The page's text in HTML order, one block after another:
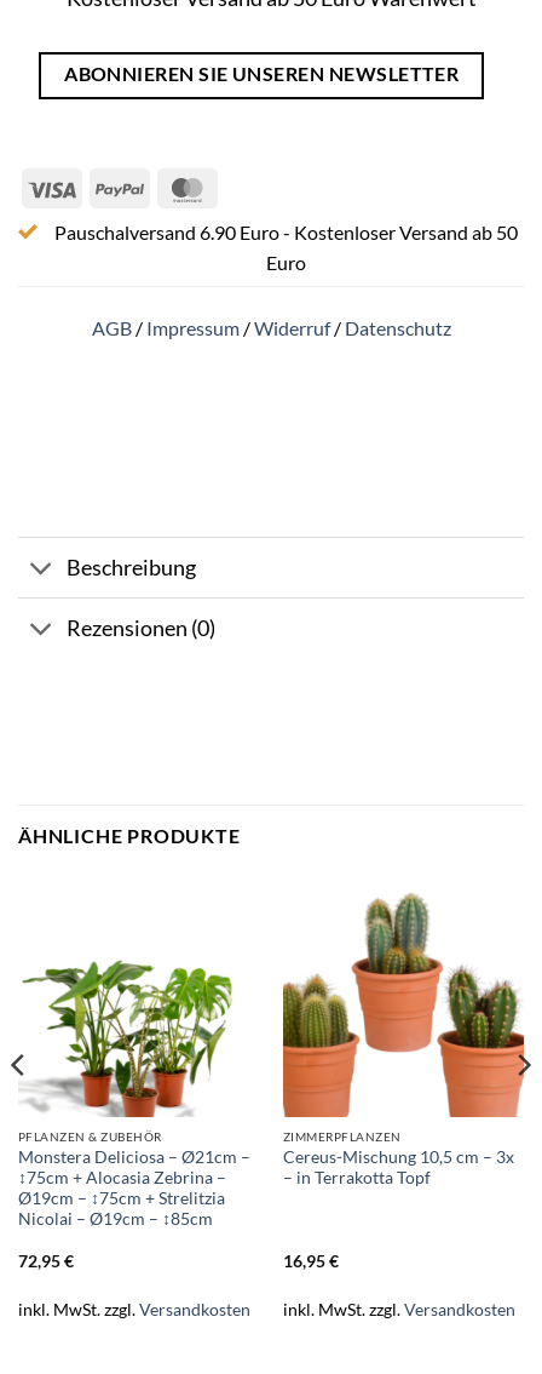
ABONNIEREN SIE UNSEREN NEWSLETTER
Visa PayPal
Pauschalversand 6.90 Euro - Kostenloser Versand ab 50
Euro
AGB/ Impressum/Widerruf/ Datenschutz
Beschreibung
Rezensionen (0)
ÄHNLICHE PRODUKTE
PFLANZEN & ZUBEHÖR
Monstera Deliciosa – Ø21cm –
↕75cm + Alocasia Zebrina –
Ø19cm – ↕75cm + Strelitzia
Nicolai – Ø19cm – ↕85cm
72,95€
inkl. MwSt.zzgl.Versandkosten
ZIMMERPFLANZEN
Cereus-Mischung 10,5 cm – 3x
– in Terrakotta Topf
16,95€
inkl. MwSt.zzgl.Versandkosten